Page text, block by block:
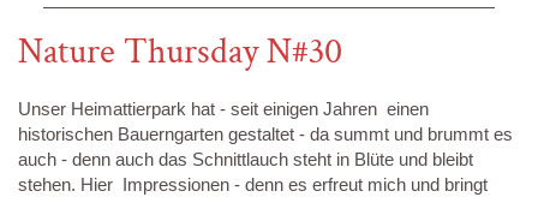
Nature Thursday N#30
Unser Heimattierpark hat - seit einigen Jahren einen
historischen Bauerngarten gestaltet - da summt und brummt es
auch - denn auch das Schnittlauch steht in Blüte und bleibt
stehen. Hier Impressionen - denn es erfreut mich und bringt